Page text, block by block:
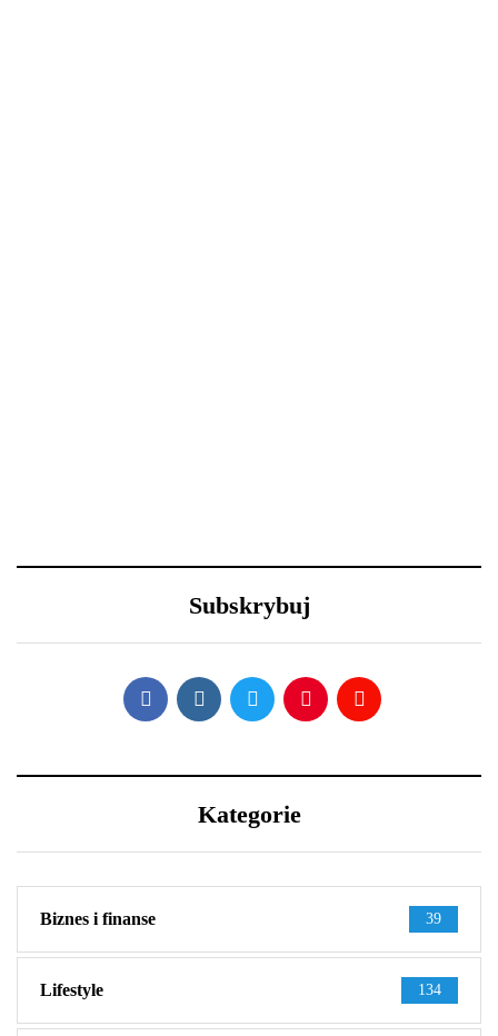
Package - co sprawia, że
Tobą? 5 wskazówek, aby
przetrwać ją w dobrej
kondycji
Subskrybuj
Kategorie
Biznes i finanse 39
Lifestyle 134